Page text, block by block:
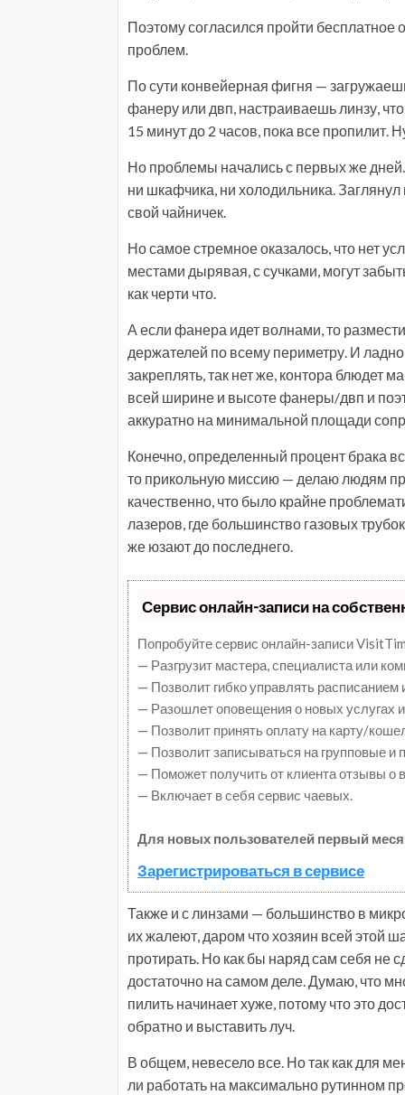
Поэтому согласился пройти бесплатное
проблем.
По сути конвейерная фигня —
фанеру или двп, настраиваешь линзу,
15 минут до 2 часов, пока все
Но проблемы начались с первых же
ни шкафчика, ни холодильника.
свой чайничек.
Но самое стремное оказалось, что нет
местами дырявая, с сучками, могут
как черти что.
А если фанера идет волнами, то
держателей по всему периметру. И
закреплять, так нет же, контора блюдет
всей ширине и высоте фанеры/двп и
аккуратно на минимальной площади
Конечно, определенный процент брака
то прикольную миссию — делаю людям
качественно, что было крайне
лазеров, где большинство газовых
же юзают до последнего.
Сервис онлайн-записи на
Попробуйте сервис онлайн-записи
— Разгрузит мастера, специалиста или
— Позволит гибко управлять расписанием
— Разошлет оповещения о новых услугах
— Позволит принять оплату на карту/
— Позволит записываться на групповые
— Поможет получить от клиента отзывы о
— Включает в себя сервис чаевых.
Для новых пользователей первый
Зарегистрироваться в сервисе
Также и с линзами — большинство в
их жалеют, даром что хозяин всей этой
протирать. Но как бы наряд сам себя не
достаточно на самом деле. Думаю, что
пилить начинает хуже, потому что это
обратно и выставить луч.
В общем, невесело все. Но так как для
ли работать на максимально рутинном